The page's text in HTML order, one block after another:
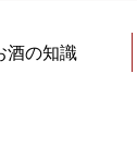
酒の知識